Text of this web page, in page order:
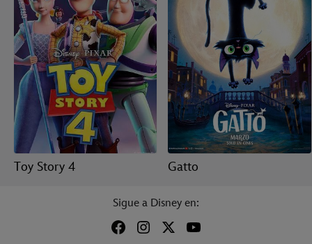
Toy Story 4 Gatto
Sigue a Disney en: